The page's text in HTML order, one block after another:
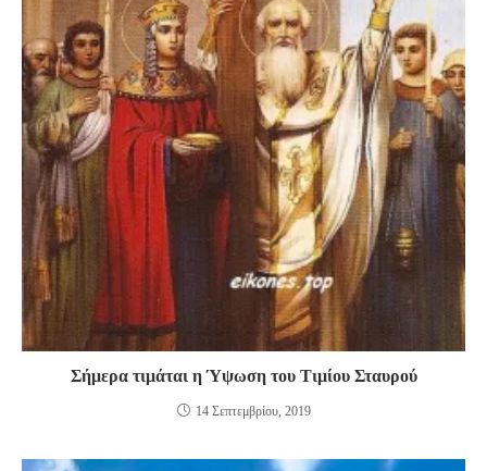
Σήμερα τιμάται η Ύψωση του Τιμίου Σταυρού
14 Σεπτεμβρίου, 2019